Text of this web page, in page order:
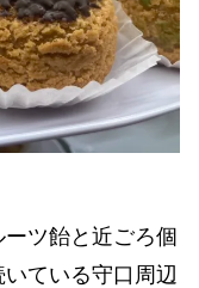
ツ飴と近ごろ個
ている守口周辺